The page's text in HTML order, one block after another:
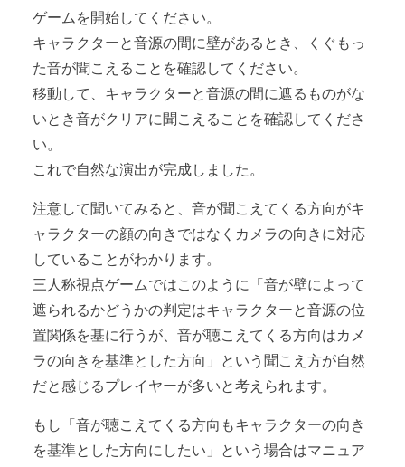
ゲームを開始してください。
キャラクターと音源の間に壁があるとき、くぐもっ
た音が聞こえることを確認してください。
移動して、キャラクターと音源の間に遮るものがな
いとき音がクリアに聞こえることを確認してくださ
い。
これで自然な演出が完成しました。
注意して聞いてみると、音が聞こえてくる方向がキ
ャラクターの顔の向きではなくカメラの向きに対応
していることがわかります。
三人称視点ゲームではこのように「音が壁によって
遮られるかどうかの判定はキャラクターと音源の位
置関係を基に行うが、音が聴こえてくる方向はカメ
ラの向きを基準とした方向」という聞こえ方が自然
だと感じるプレイヤーが多いと考えられます。
もし「音が聴こえてくる方向もキャラクターの向き
を基準とした方向にしたい」という場合はマニュア